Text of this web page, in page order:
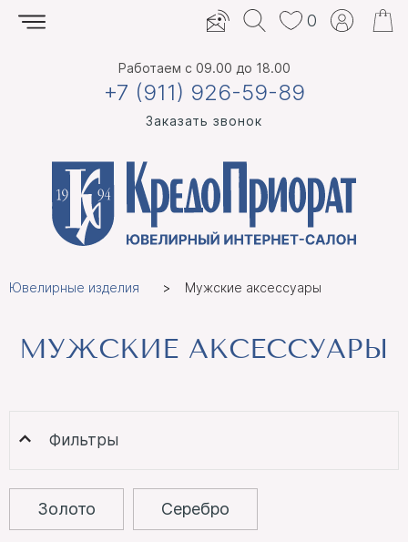
Работаем с 09.00 до 18.00
+7 (911) 926-59-89
Заказать звонок
0
Ювелирные изделия Мужские аксессуары
МУЖСКИЕ АКСЕССУАРЫ
Фильтры
Золото Серебро